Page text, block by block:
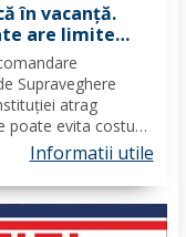
în vacanță.
are limite
poate costa
Supraveghere
atrag
poate evita costuri
al anulării
Informatii utile